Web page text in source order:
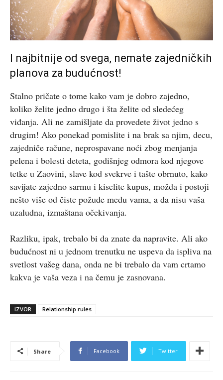
I najbitnije od svega, nemate zajedničkih
planova za budućnost!
Stalno pričate o tome kako vam je dobro zajedno,
koliko želite jedno drugo i šta želite od sledećeg
viđanja. Ali ne zamišljate da provedete život jedno s
drugim! Ako ponekad pomislite i na brak sa njim, decu,
zajedniče račune, neprospavane noći zbog menjanja
pelena i bolesti deteta, godišnjeg odmora kod njegove
tetke u Zaovini, slave kod svekrve i tašte obrnuto, kako
savijate zajedno sarmu i kiselite kupus, možda i postoji
nešto više od čiste požude među vama, a da nisu vaša
uzaludna, izmaštana očekivanja.
Razliku, ipak, trebalo bi da znate da napravite. Ali ako
budućnost ni u jednom trenutku ne uspeva da ispliva na
svetlost vašeg dana, onda ne bi trebalo da vam crtamo
kakva je vaša veza i na čemu je zasnovana.
IZVOR Relationship rules
Share Facebook Twitter